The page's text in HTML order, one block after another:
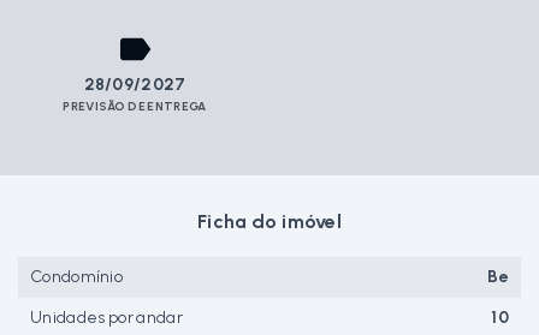
28/09/2027
PREVISÃO DE ENTREGA
Ficha do imóvel
Condomínio
Be
Unidades por andar
10